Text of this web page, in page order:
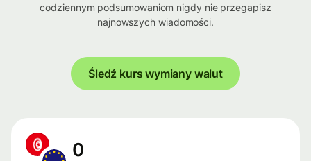
codziennym podsumowaniom nigdy nie przegapisz
najnowszych wiadomości.
Śledź kurs wymiany walut
0